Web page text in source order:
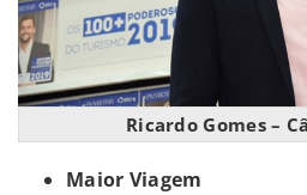
Ricardo Gomes –
Maior Viagem